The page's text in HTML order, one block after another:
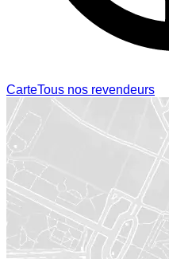
CarteTous nos revendeurs